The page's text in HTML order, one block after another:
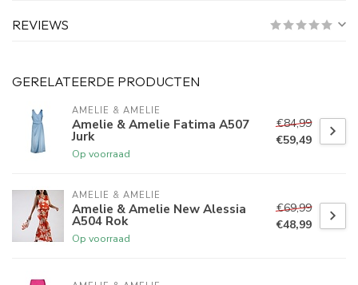
REVIEWS
GERELATEERDE PRODUCTEN
AMELIE & AMELIE
Amelie & Amelie Fatima A507
Jurk
Op voorraad
€84,99
€59,49
AMELIE & AMELIE
Amelie & Amelie New Alessia
A504 Rok
Op voorraad
€69,99
€48,99